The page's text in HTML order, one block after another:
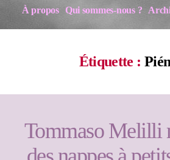
Étiquette :
Tommaso Melilli
À propos
Qui sommes-nous ?